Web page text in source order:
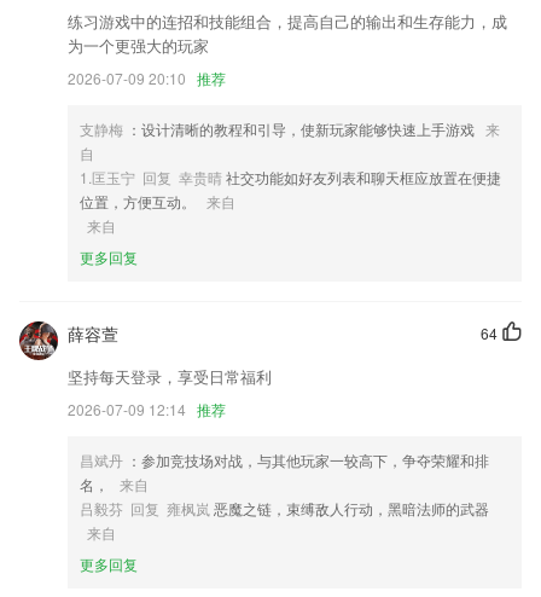
4,沉浸式课堂体验
5,详细的提供各个科室医生的主攻方向和排班时间，病友可根据自己的病
情选择合适的医生进行预约挂号就诊
6,速度快：司机全城流动接单，以最快的速度到达您的身边，节省您宝贵
的时间。
亚搏彩票下载软件优势
1.轻松开启线上的教学吧，各种不同的学习方式，安全且值得信赖。
2.关键字搜索+扫码搜索，双重搜索让你找解析更快更准
4.：实时查看园所情况，让园长的管理更省心。
5.针对考点收集历年真题，快速掌握历年考试重要考点
6.你问题，我回答；边学习，边讨论。
亚搏彩票下载更新了什么?
随时随地出单，坐等保单配送！
】色卡明细页面点击切换显示色值模式按钮无效问题
圈子我的界面等展示细节精心优化。
练习游戏中的连招和技能组合，提高自己的输出和生存能力，成
为一个更强大的玩家
2026-07-09 20:10 推荐
支静梅 ：设计清晰的教程和引导，使新玩家能够快速上手游戏 来
自
1.匡玉宁 回复 幸贵晴社交功能如好友列表和聊天框应放置在便捷
位置，方便互动。
来自
来自
更多回复
64
薛容萱
坚持每天登录，享受日常福利
2026-07-09 12:14 推荐
昌斌丹 ：参加竞技场对战，与其他玩家一较高下，争夺荣耀和排
名，
来自
吕毅芬 回复 雍枫岚 恶魔之链，束缚敌人行动，黑暗法师的武器
来自
更多回复